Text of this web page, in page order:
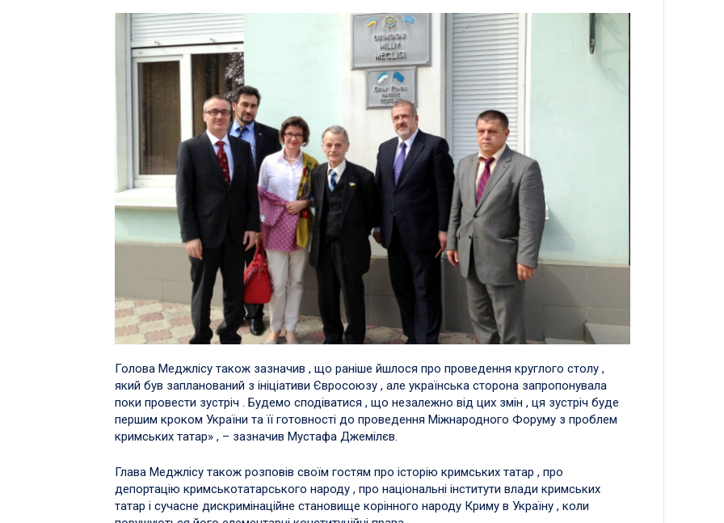
Голова Меджлісу також зазначив , що раніше йшлося про проведення круглого столу ,
який був запланований з ініціативи Євросоюзу , але українська сторона запропонувала
поки провести зустріч . Будемо сподіватися , що незалежно від цих змін , ця зустріч буде
першим кроком України та її готовності до проведення Міжнародного Форуму з проблем
кримських татар» , – зазначив Мустафа Джемілєв.
Глава Меджлісу також розповів своїм гостям про історію кримських татар , про
депортацію кримськотатарського народу , про національні інститути влади кримських
татар і сучасне дискримінаційне становище корінного народу Криму в Україну , коли